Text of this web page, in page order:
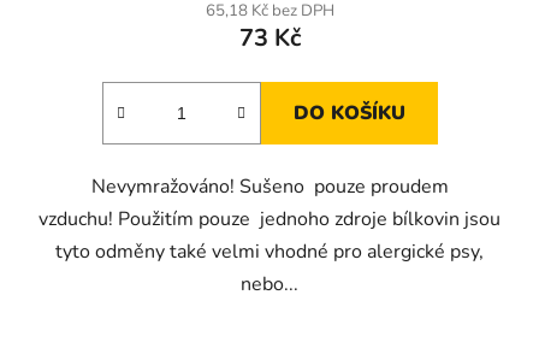
65,18 Kč bez DPH
73 Kč
DO KOŠÍKU
Nevymražováno! Sušeno pouze proudem
vzduchu! Použitím pouze jednoho zdroje bílkovin jsou
tyto odměny také velmi vhodné pro alergické psy,
nebo...